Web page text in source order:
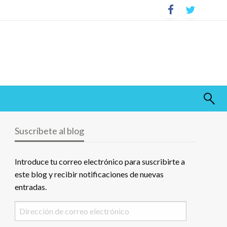
Suscríbete al blog
Introduce tu correo electrónico para suscribirte a
este blog y recibir notificaciones de nuevas
entradas.
Dirección
de